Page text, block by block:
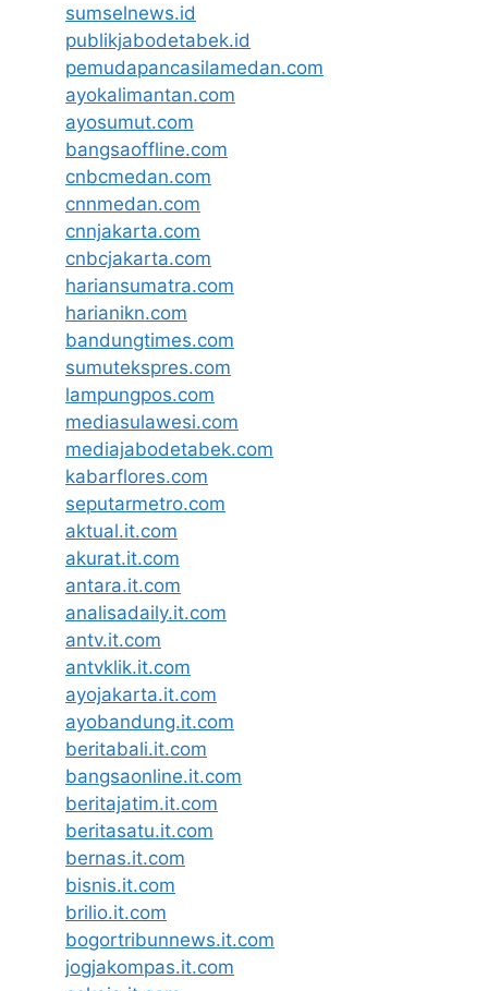
sumselnews.id
publikjabodetabek.id
pemudapancasilamedan.com
ayokalimantan.com
ayosumut.com
bangsaoffline.com
cnbcmedan.com
cnnmedan.com
cnnjakarta.com
cnbcjakarta.com
hariansumatra.com
harianikn.com
bandungtimes.com
sumutekspres.com
lampungpos.com
mediasulawesi.com
mediajabodetabek.com
kabarflores.com
seputarmetro.com
aktual.it.com
akurat.it.com
antara.it.com
analisadaily.it.com
antv.it.com
antvklik.it.com
ayojakarta.it.com
ayobandung.it.com
beritabali.it.com
bangsaonline.it.com
beritajatim.it.com
beritasatu.it.com
bernas.it.com
bisnis.it.com
brilio.it.com
bogortribunnews.it.com
jogjakompas.it.com